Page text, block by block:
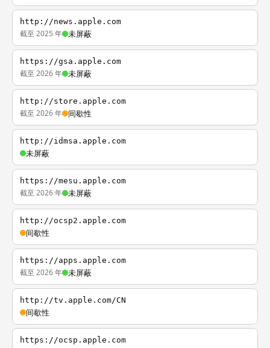
http://news.apple.com
截至 2025 年 未屏蔽
https://gsa.apple.com
截至 2026 年 未屏蔽
http://store.apple.com
截至 2026 年 间歇性
http://idmsa.apple.com
未屏蔽
https://mesu.apple.com
截至 2026 年 未屏蔽
http://ocsp2.apple.com
间歇性
https://apps.apple.com
截至 2026 年 未屏蔽
http://tv.apple.com/CN
间歇性
https://ocsp.apple.com